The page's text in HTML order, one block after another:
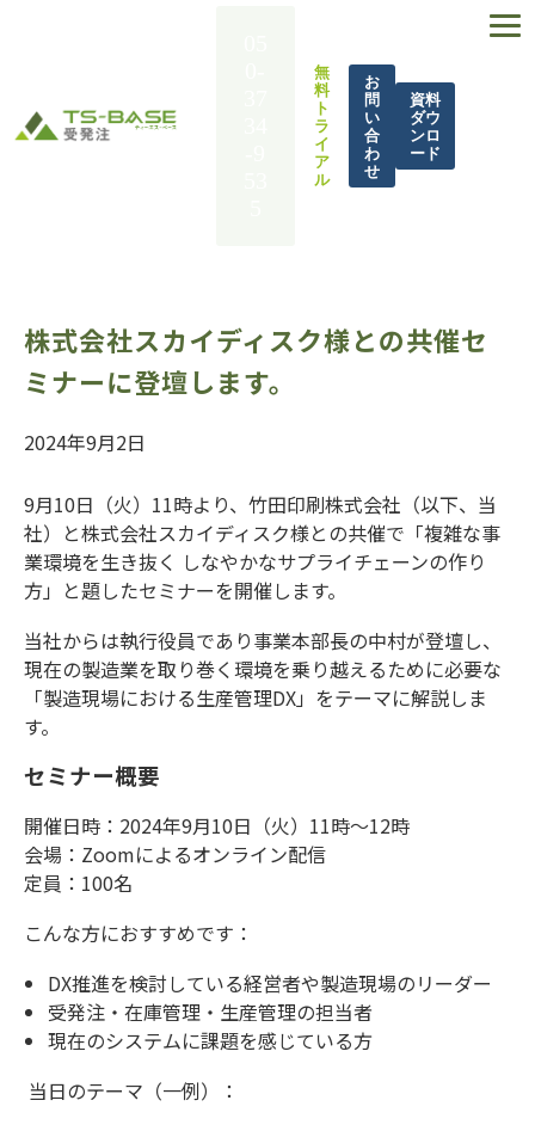
無
料
ト
ラ
イ
ア
ル
お
問
い
合
わ
せ
資料
ダウ
ンロ
ード
導入事例
解決できる課題
お役立ち資料
お知らせ
株式会社スカイディスク様との共催セ
ミナーに登壇します。
2024年9月2日
9月10日（火）11時より、竹田印刷株式会社（以下、当
社）と株式会社スカイディスク様との共催で「複雑な事
業環境を生き抜く しなやかなサプライチェーンの作り
方」と題したセミナーを開催します。
当社からは執行役員であり事業本部長の中村が登壇し、
現在の製造業を取り巻く環境を乗り越えるために必要な
「製造現場における生産管理DX」をテーマに解説しま
す。
セミナー概要
開催日時：2024年9月10日（火）11時～12時
会場：Zoomによるオンライン配信
定員：100名
こんな方におすすめです：
DX推進を検討している経営者や製造現場のリーダー
受発注・在庫管理・生産管理の担当者
現在のシステムに課題を感じている方
当日のテーマ（一例）：